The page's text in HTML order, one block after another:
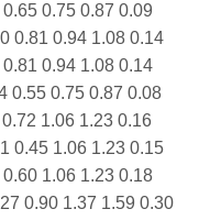
0.75 0.87 0.09
0.81 0.94 1.08 0.14
0.94 1.08 0.14
0.55 0.75 0.87 0.08
1.06 1.23 0.16
0.45 1.06 1.23 0.15
1.06 1.23 0.18
0.90 1.37 1.59 0.30